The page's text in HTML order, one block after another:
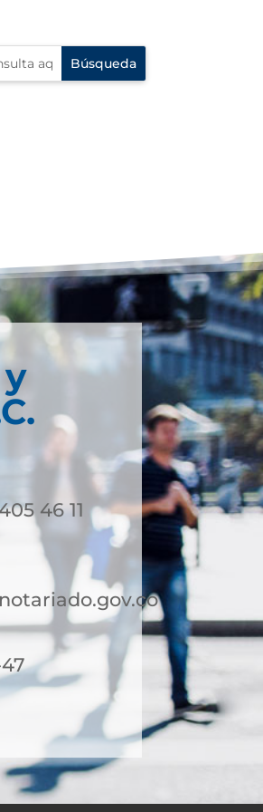
46 11